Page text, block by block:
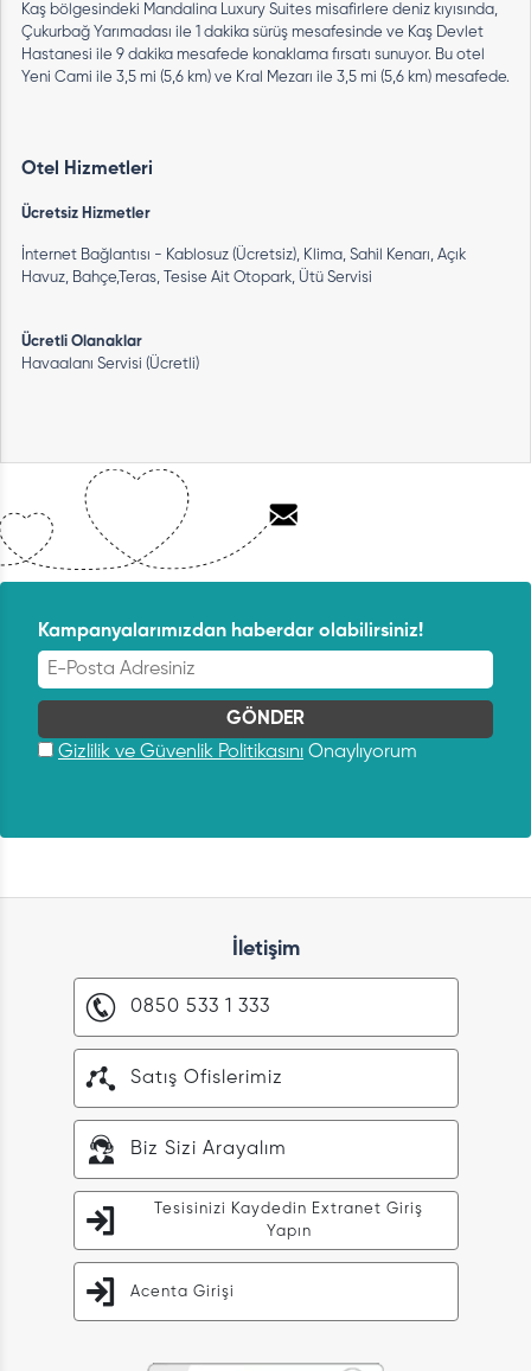
Kaş bölgesindeki Mandalina Luxury Suites misafirlere deniz kıyısında,
Çukurbağ Yarımadası ile 1 dakika sürüş mesafesinde ve Kaş Devlet
Hastanesi ile 9 dakika mesafede konaklama fırsatı sunuyor. Bu otel
Yeni Cami ile 3,5 mi (5,6 km) ve Kral Mezarı ile 3,5 mi (5,6 km) mesafede.
Otel Hizmetleri
Ücretsiz Hizmetler
İnternet Bağlantısı - Kablosuz (Ücretsiz), Klima, Sahil Kenarı, Açık
Havuz, Bahçe,Teras, Tesise Ait Otopark, Ütü Servisi
Ücretli Olanaklar
Havaalanı Servisi (Ücretli)
Kampanyalarımızdan haberdar olabilirsiniz!
Gizlilik ve Güvenlik Politikasını Onaylıyorum
İletişim
0850 533 1 333
Satış Ofislerimiz
Biz Sizi Arayalım
Tesisinizi Kaydedin Extranet Giriş
Yapın
Acenta Girişi